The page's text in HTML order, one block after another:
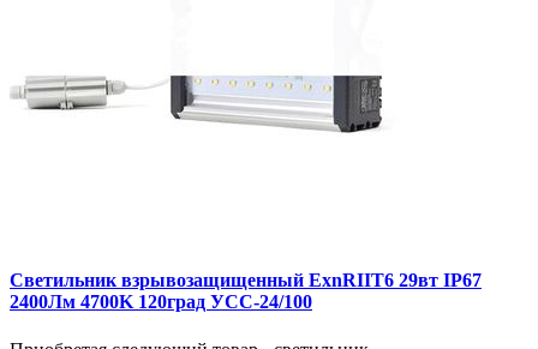
Светильник взрывозащищенный ExnRIIT6 29вт IP67
2400Лм 4700K 120град УСС-24/100